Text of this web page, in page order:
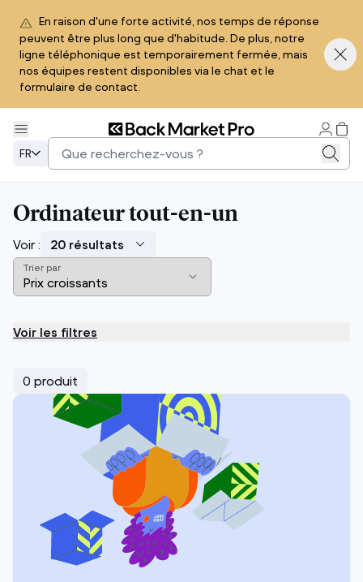
En raison d'une forte activité, nos temps de réponse
peuvent être plus long que d'habitude. De plus, notre
ligne téléphonique est temporairement fermée, mais
nos équipes restent disponibles via le chat et le
formulaire de contact.
FR
Ordinateur tout-en-un
Voir :
Trier par
Voir les filtres
0 produit